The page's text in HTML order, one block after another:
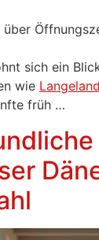
sich ein
wie
früh …